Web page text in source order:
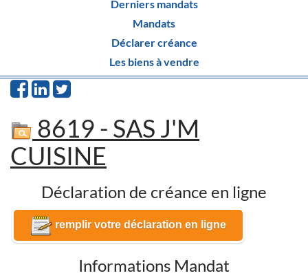
Derniers mandats
Mandats
Déclarer créance
Les biens à vendre
8619 - SAS J'M
CUISINE
Déclaration de créance en ligne
remplir votre déclaration en ligne
Informations Mandat